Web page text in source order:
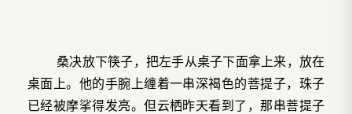
桑决放下筷子，把左手从桌子下面拿上来，放在
桌面上。他的手腕上缠着一串深褐色的菩提子，珠子
已经被摩挲得发亮。但云栖昨天看到了，那串菩提子